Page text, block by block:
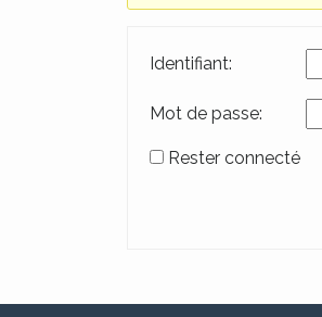
Identifiant:
Mot de passe:
Rester connecté